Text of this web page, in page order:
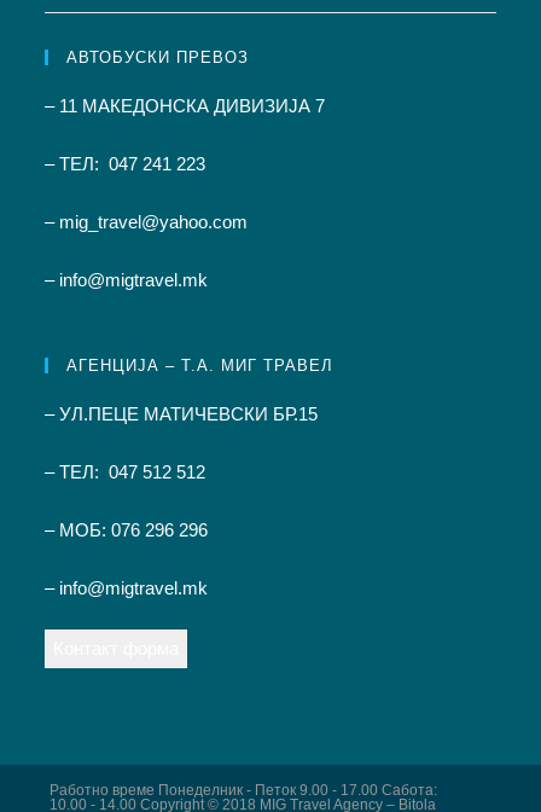
АВТОБУСКИ ПРЕВОЗ
– 11 МАКЕДОНСКА ДИВИЗИЈА 7
– ТЕЛ: 047 241 223
– mig_travel@yahoo.com
– info@migtravel.mk
АГЕНЦИЈА – Т.А. МИГ ТРАВЕЛ
– УЛ.ПЕЦЕ МАТИЧЕВСКИ БР.15
– ТЕЛ: 047 512 512
– МОБ: 076 296 296
– info@migtravel.mk
Работно време Понеделник - Петок 9.00 - 17.00 Сабота:
10.00 - 14.00 Copyright © 2018 MIG Travel Agency – Bitola